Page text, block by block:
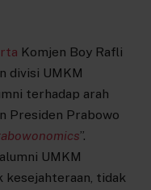
Komjen Boy Rafli
divisi UMKM
terhadap arah
Presiden Prabowo
”.
UMKM
kesejahteraan, tidak